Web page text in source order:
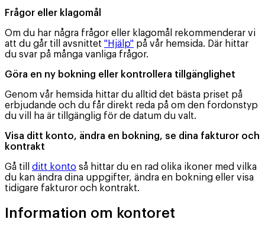
Frågor eller klagomål
Om du har några frågor eller klagomål rekommenderar vi
att du går till avsnittet "Hjälp" på vår hemsida. Där hittar
du svar på många vanliga frågor.
Göra en ny bokning eller kontrollera tillgänglighet
Genom vår hemsida hittar du alltid det bästa priset på
erbjudande och du får direkt reda på om den fordonstyp
du vill ha är tillgänglig för de datum du valt.
Visa ditt konto, ändra en bokning, se dina fakturor och
kontrakt
Gå till ditt konto så hittar du en rad olika ikoner med vilka
du kan ändra dina uppgifter, ändra en bokning eller visa
tidigare fakturor och kontrakt.
Information om kontoret